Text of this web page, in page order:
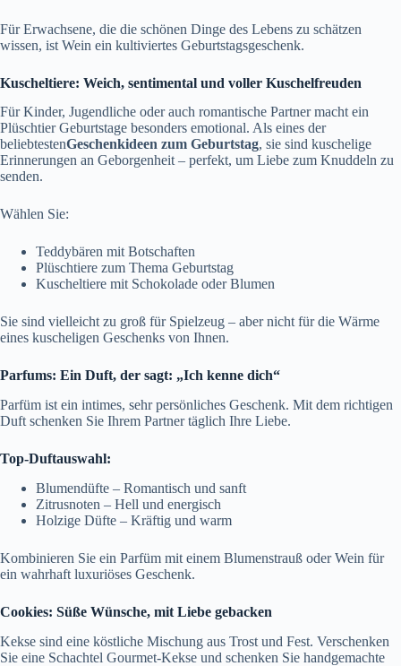
Für Erwachsene, die die schönen Dinge des Lebens zu schätzen
wissen, ist Wein ein kultiviertes Geburtstagsgeschenk.
Kuscheltiere: Weich, sentimental und voller Kuschelfreuden
Für Kinder, Jugendliche oder auch romantische Partner macht ein
Plüschtier Geburtstage besonders emotional. Als eines der
beliebtestenGeschenkideen zum Geburtstag, sie sind kuschelige
Erinnerungen an Geborgenheit – perfekt, um Liebe zum Knuddeln zu
senden.
Wählen Sie:
Teddybären mit Botschaften
Plüschtiere zum Thema Geburtstag
Kuscheltiere mit Schokolade oder Blumen
Sie sind vielleicht zu groß für Spielzeug – aber nicht für die Wärme
eines kuscheligen Geschenks von Ihnen.
Parfums: Ein Duft, der sagt: „Ich kenne dich“
Parfüm ist ein intimes, sehr persönliches Geschenk. Mit dem richtigen
Duft schenken Sie Ihrem Partner täglich Ihre Liebe.
Top-Duftauswahl:
Blumendüfte – Romantisch und sanft
Zitrusnoten – Hell und energisch
Holzige Düfte – Kräftig und warm
Kombinieren Sie ein Parfüm mit einem Blumenstrauß oder Wein für
ein wahrhaft luxuriöses Geschenk.
Cookies: Süße Wünsche, mit Liebe gebacken
Kekse sind eine köstliche Mischung aus Trost und Fest. Verschenken
Sie eine Schachtel Gourmet-Kekse und schenken Sie handgemachte